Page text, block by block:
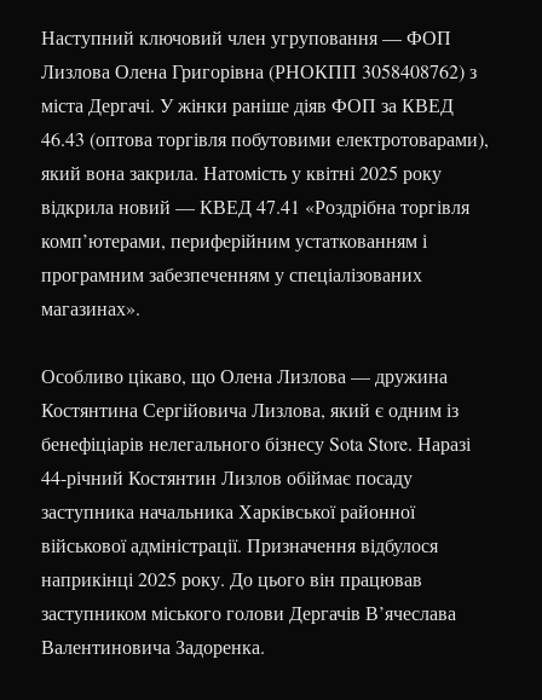
Наступний ключовий член угруповання — ФОП
Лизлова Олена Григорівна (РНОКПП 3058408762) з
міста Дергачі. У жінки раніше діяв ФОП за КВЕД
46.43 (оптова торгівля побутовими електротоварами),
який вона закрила. Натомість у квітні 2025 року
відкрила новий — КВЕД 47.41 «Роздрібна торгівля
комп’ютерами, периферійним устаткованням і
програмним забезпеченням у спеціалізованих
магазинах».
Особливо цікаво, що Олена Лизлова — дружина
Костянтина Сергійовича Лизлова, який є одним із
бенефіціарів нелегального бізнесу Sota Store. Наразі
44-річний Костянтин Лизлов обіймає посаду
заступника начальника Харківської районної
військової адміністрації. Призначення відбулося
наприкінці 2025 року. До цього він працював
заступником міського голови Дергачів В’ячеслава
Валентиновича Задоренка.